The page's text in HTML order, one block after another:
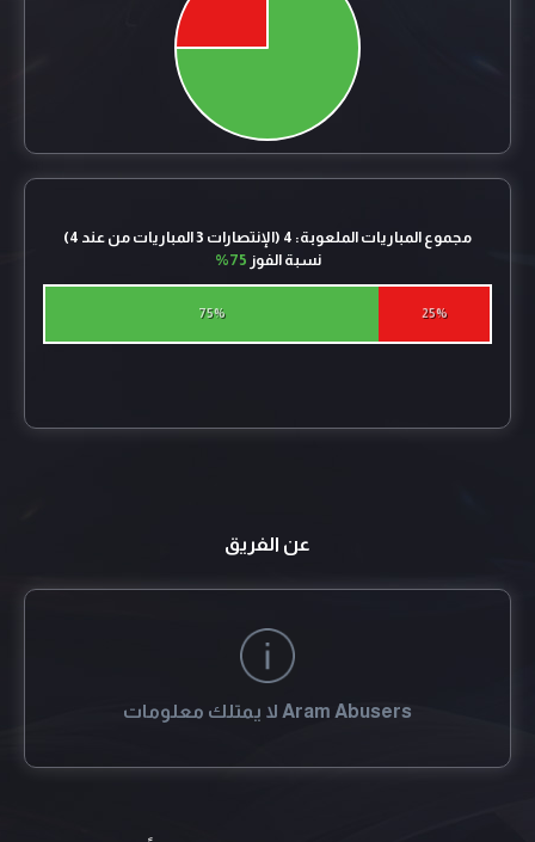
مجموع المباريات الملعوبة: 4 (الإنتصارات 3 المباريات من عند 4)
نسبة الفوز 75%
75% 25%
عن الفريق
Aram Abusers لا يمتلك معلومات